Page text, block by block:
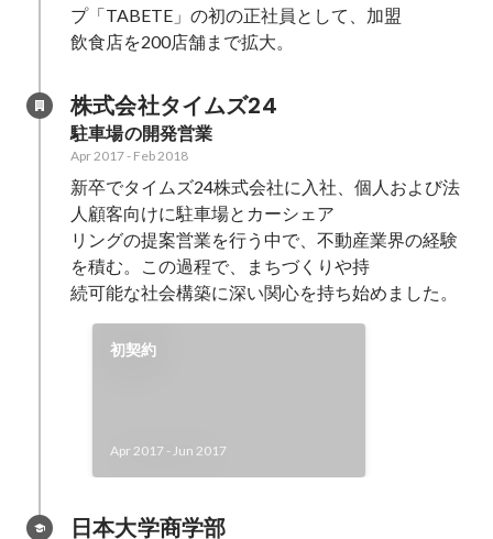
プ「TABETE」の初の正社員として、加盟
飲食店を200店舗まで拡大。
株式会社タイムズ24
駐車場の開発営業
Apr 2017- Feb 2018
新卒でタイムズ24株式会社に入社、個人および法
人顧客向けに駐車場とカーシェア
リングの提案営業を行う中で、不動産業界の経験
を積む。この過程で、まちづくりや持
続可能な社会構築に深い関心を持ち始めました。
初契約
Apr 2017 -Jun 2017
日本大学商学部